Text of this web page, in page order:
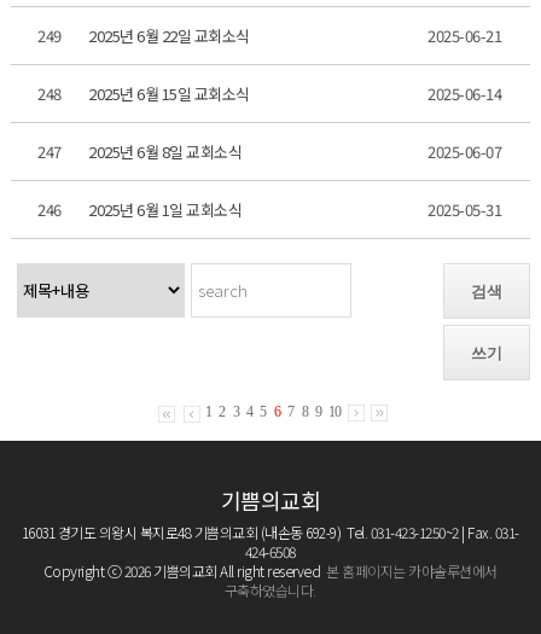
249 2025년 6월 22일 교회소식 2025-06-21
248 2025년 6월 15일 교회소식 2025-06-14
247 2025년 6월 8일 교회소식 2025-06-07
246 2025년 6월 1일 교회소식 2025-05-31
검색
쓰기
1 2 3 4 5 6 7 8 9 10
기쁨의교회
16031 경기도 의왕시 복지로48 기쁨의교회 (내손동 692-9) Tel. 031-423-1250~2 | Fax. 031-
424-6508
Copyright ⓒ 2026 기쁨의교회 All right reserved본 홈페이지는 카야솔루션에서
구축하였습니다.